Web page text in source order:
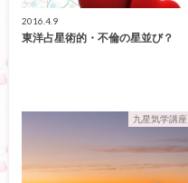
2016.4.9
東洋占星術的・不倫の星並び？
九星気学講座